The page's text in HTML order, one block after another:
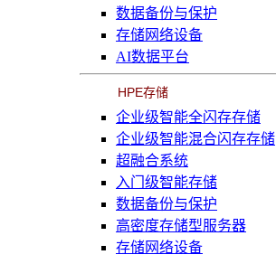
数据备份与保护
存储网络设备
AI数据平台
HPE存储
企业级智能全闪存存储
企业级智能混合闪存存储
超融合系统
入门级智能存储
数据备份与保护
高密度存储型服务器
存储网络设备